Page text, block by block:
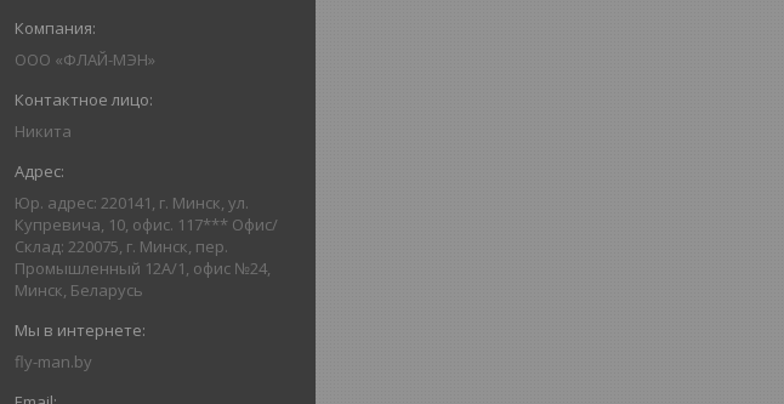
ООО «ФЛАЙ-МЭН»
Никита
Юр. адрес: 220141, г. Минск, ул.
Купревича, 10, офис. 117*** Офис/
Склад: 220075, г. Минск, пер.
Промышленный 12А/1, офис №24,
Минск, Беларусь
fly-man.by